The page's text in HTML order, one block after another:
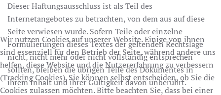
Dieser Haftungsausschluss ist als Teil des
Internetangebotes zu betrachten, von dem aus auf diese
Seite verwiesen wurde. Sofern Teile oder einzelne
Formulierungen dieses Textes der geltenden Rechtslage
nicht, nicht mehr oder nicht vollständig entsprechen
sollten, bleiben die übrigen Teile des Dokumentes in
ihrem Inhalt und ihrer Gültigkeit davon unberührt.
Wir nutzen Cookies auf unserer Website. Einige von ihnen
sind essenziell für den Betrieb der Seite, während andere uns
helfen, diese Website und die Nutzererfahrung zu verbessern
(Tracking Cookies). Sie können selbst entscheiden, ob Sie die
Cookies zulassen möchten. Bitte beachten Sie, dass bei einer